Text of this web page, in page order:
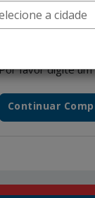
favor digite
Continuar